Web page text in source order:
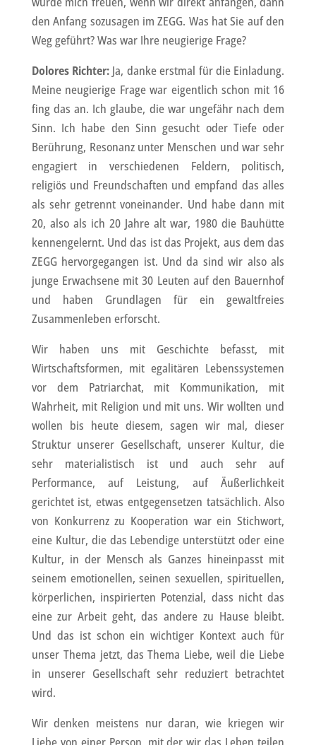
den Anfang sozusagen im ZEGG. Was hat Sie auf den
Weg geführt? Was war Ihre neugierige Frage?
Dolores Richter: Ja, danke erstmal für die Einladung.
Meine neugierige Frage war eigentlich schon mit 16
fing das an. Ich glaube, die war ungefähr nach dem
Sinn. Ich habe den Sinn gesucht oder Tiefe oder
Berührung, Resonanz unter Menschen und war sehr
engagiert in verschiedenen Feldern, politisch,
religiös und Freundschaften und empfand das alles
als sehr getrennt voneinander. Und habe dann mit
20, also als ich 20 Jahre alt war, 1980 die Bauhütte
kennengelernt. Und das ist das Projekt, aus dem das
ZEGG hervorgegangen ist. Und da sind wir also als
junge Erwachsene mit 30 Leuten auf den Bauernhof
und haben Grundlagen für ein gewaltfreies
Zusammenleben erforscht.
Wir haben uns mit Geschichte befasst, mit
Wirtschaftsformen, mit egalitären Lebenssystemen
vor dem Patriarchat, mit Kommunikation, mit
Wahrheit, mit Religion und mit uns. Wir wollten und
wollen bis heute diesem, sagen wir mal, dieser
Struktur unserer Gesellschaft, unserer Kultur, die
sehr materialistisch ist und auch sehr auf
Performance, auf Leistung, auf Äußerlichkeit
gerichtet ist, etwas entgegensetzen tatsächlich. Also
von Konkurrenz zu Kooperation war ein Stichwort,
eine Kultur, die das Lebendige unterstützt oder eine
Kultur, in der Mensch als Ganzes hineinpasst mit
seinem emotionellen, seinen sexuellen, spirituellen,
körperlichen, inspirierten Potenzial, dass nicht das
eine zur Arbeit geht, das andere zu Hause bleibt.
Und das ist schon ein wichtiger Kontext auch für
unser Thema jetzt, das Thema Liebe, weil die Liebe
in unserer Gesellschaft sehr reduziert betrachtet
wird.
Wir denken meistens nur daran, wie kriegen wir